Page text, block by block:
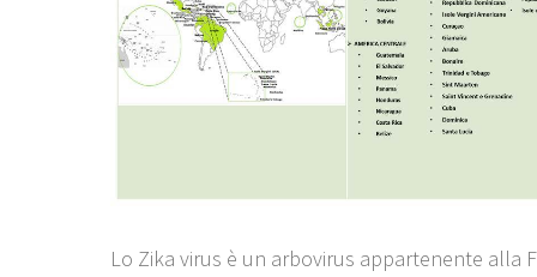
Lo Zika virus è un arbovirus appartenente alla